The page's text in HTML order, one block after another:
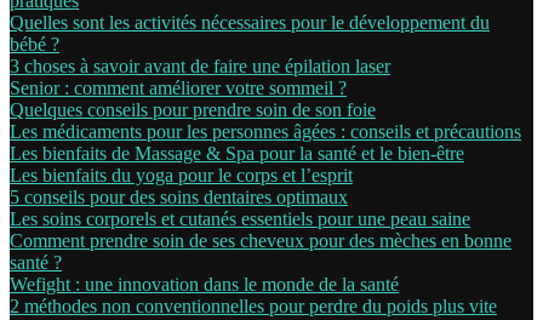
Quelles sont les activités nécessaires pour le développement du
bébé ?
3 choses à savoir avant de faire une épilation laser
Senior : comment améliorer votre sommeil ?
Quelques conseils pour prendre soin de son foie
Les médicaments pour les personnes âgées : conseils et précautions
Les bienfaits de Massage & Spa pour la santé et le bien-être
Les bienfaits du yoga pour le corps et l’esprit
5 conseils pour des soins dentaires optimaux
Les soins corporels et cutanés essentiels pour une peau saine
Comment prendre soin de ses cheveux pour des mèches en bonne
santé ?
Wefight : une innovation dans le monde de la santé
2 méthodes non conventionnelles pour perdre du poids plus vite